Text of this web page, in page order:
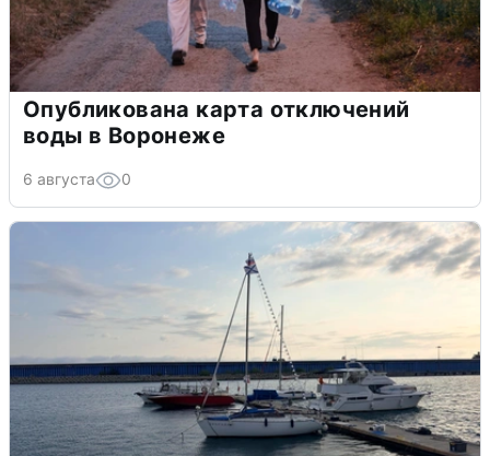
Опубликована карта отключений
воды в Воронеже
6 августа 0